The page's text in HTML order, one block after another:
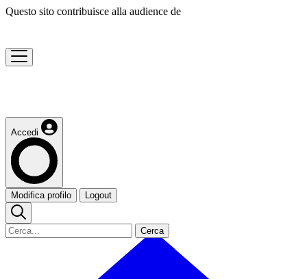
Questo sito contribuisce alla audience de
Accedi
Modifica profilo Logout
Cerca